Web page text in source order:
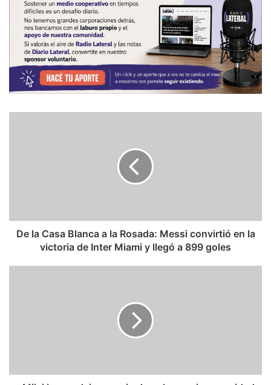
De la Casa Blanca a la Rosada: Messi convirtió en la
victoria de Inter Miami y llegó a 899 goles